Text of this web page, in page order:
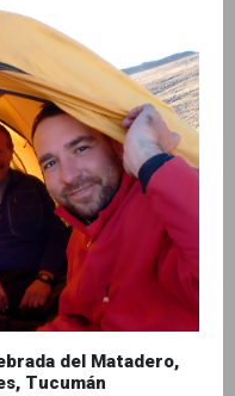
del Matadero,
Tucumán